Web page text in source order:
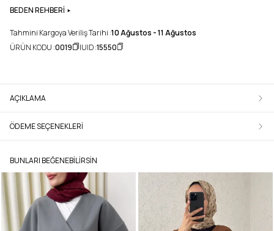
BEDEN REHBERİ
Tahmini Kargoya Veriliş Tarihi :10 Ağustos - 11 Ağustos
ÜRÜN KODU :0019 UID :15550
AÇIKLAMA
ÖDEME SEÇENEKLERI
BUNLARI BEĞENEBILIRSIN